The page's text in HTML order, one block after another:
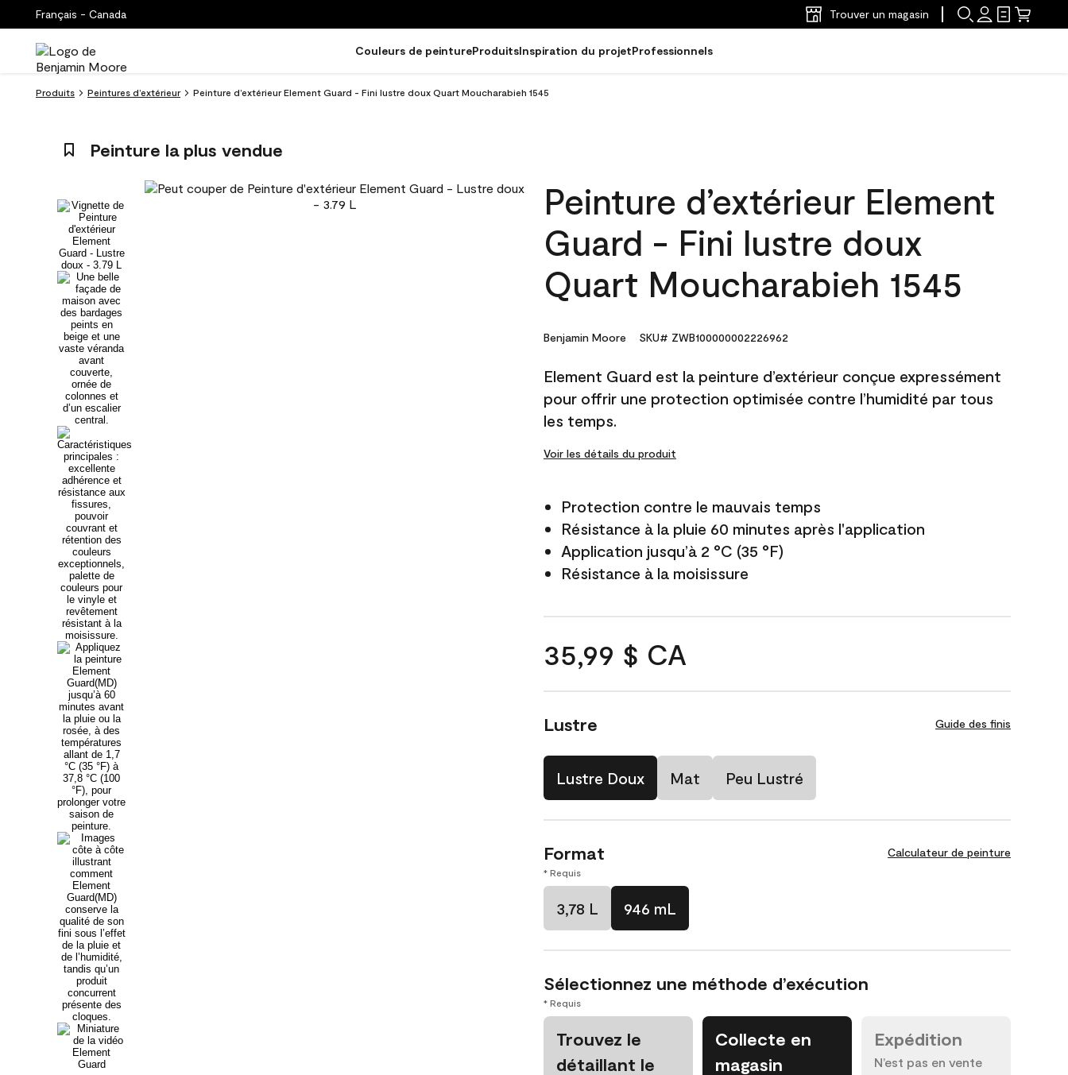
Français - Canada Trouver un magasin
Couleurs de peintureProduitsInspiration du projetProfessionnels
Produits Peintures d’extérieur Peinture d’extérieur Element Guard - Fini lustre doux Quart Moucharabieh 1545
Peinture la plus vendue
Peinture d’extérieur Element
Guard - Fini lustre doux
Quart Moucharabieh 1545
Benjamin Moore SKU# ZWB100000002226962
Element Guard est la peinture d’extérieur conçue expressément
pour offrir une protection optimisée contre l’humidité par tous
les temps.
Voir les détails du produit
Protection contre le mauvais temps
Résistance à la pluie 60 minutes après l'application
Application jusqu’à 2 °C (35 °F)
Résistance à la moisissure
35,99 $ CA
Lustre Guide des finis
Lustre Doux Mat Peu Lustré
Format Calculateur de peinture
* Requis
3,78 L 946 mL
Sélectionnez une méthode d’exécution
* Requis
Trouvez le
détaillant le
Collecte en
magasin
Expédition
N’est pas en vente